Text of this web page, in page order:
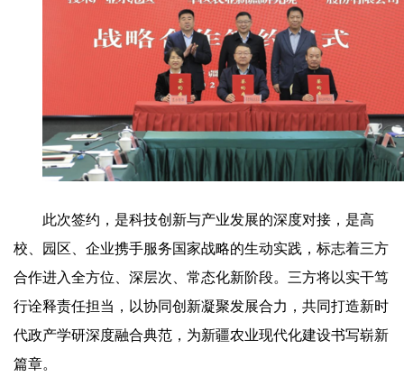
此次签约，是科技创新与产业发展的深度对接，是高
校、园区、企业携手服务国家战略的生动实践，标志着三方
合作进入全方位、深层次、常态化新阶段。三方将以实干笃
行诠释责任担当，以协同创新凝聚发展合力，共同打造新时
代政产学研深度融合典范，为新疆农业现代化建设书写崭新
篇章。